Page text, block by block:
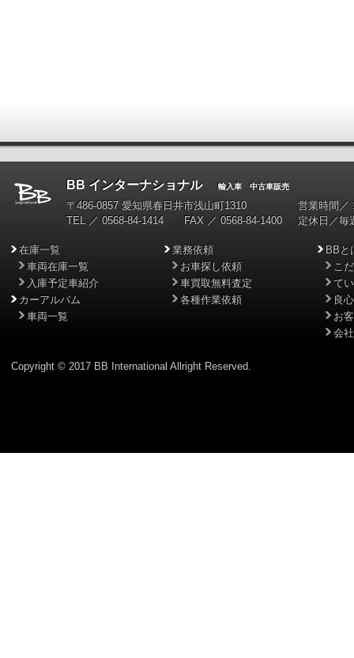
BB インターナショナル輸入車 中古車販売
〒486-0857 愛知県春日井市浅山町1310
TEL ／ 0568-84-1414 FAX ／ 0568-84-1400
営業時間／
定休日／毎
在庫一覧
車両在庫一覧
入庫予定車紹介
カーアルバム
車両一覧
業務依頼
お車探し依頼
車買取無料査定
各種作業依頼
BBと
こ
て
良
お
会
Copyright © 2017 BB International Allright Reserved.